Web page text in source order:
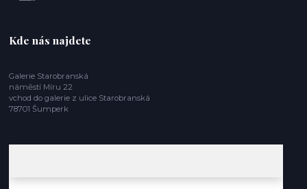
Kde nás najdete
Galerie Starobranská
náměstí Míru 22
vchod do galerie z ulice Starobranská
78701 Šumperk